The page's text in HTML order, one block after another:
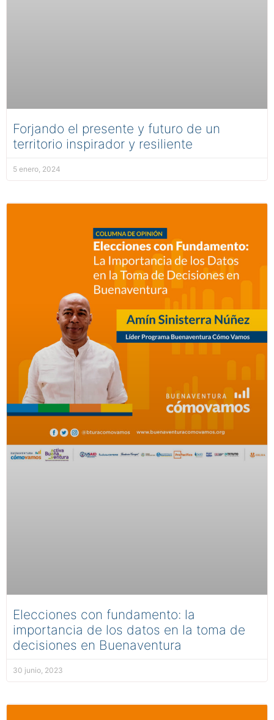
Forjando el presente y futuro de un
territorio inspirador y resiliente
5 enero, 2024
Elecciones con fundamento: la
importancia de los datos en la toma de
decisiones en Buenaventura
30 junio, 2023